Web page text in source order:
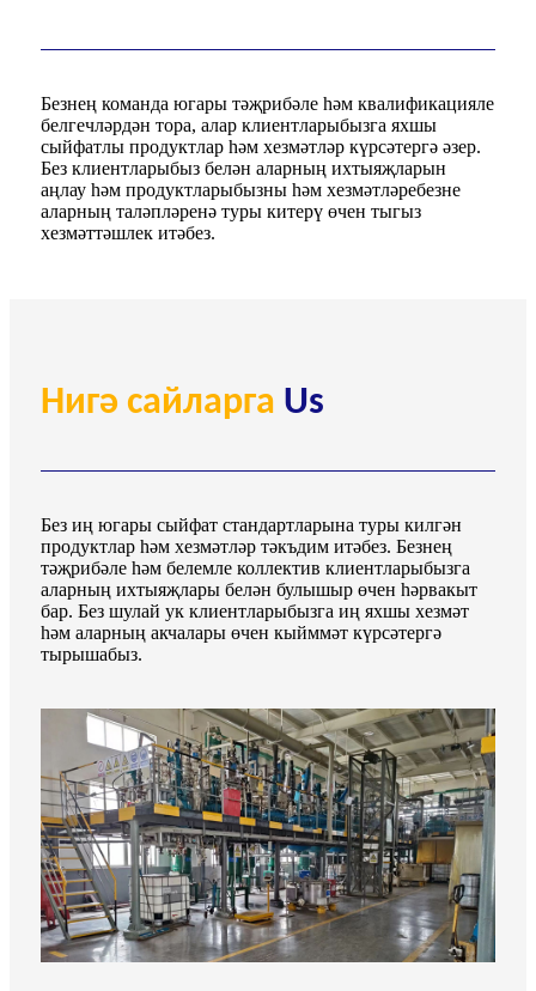
Безнең команда югары тәҗрибәле һәм квалификацияле
белгечләрдән тора, алар клиентларыбызга яхшы
сыйфатлы продуктлар һәм хезмәтләр күрсәтергә әзер.
Без клиентларыбыз белән аларның ихтыяҗларын
аңлау һәм продуктларыбызны һәм хезмәтләребезне
аларның таләпләренә туры китерү өчен тыгыз
хезмәттәшлек итәбез.
Нигә сайларга Us
Без иң югары сыйфат стандартларына туры килгән
продуктлар һәм хезмәтләр тәкъдим итәбез. Безнең
тәҗрибәле һәм белемле коллектив клиентларыбызга
аларның ихтыяҗлары белән булышыр өчен һәрвакыт
бар. Без шулай ук ​​клиентларыбызга иң яхшы хезмәт
һәм аларның акчалары өчен кыйммәт күрсәтергә
тырышабыз.